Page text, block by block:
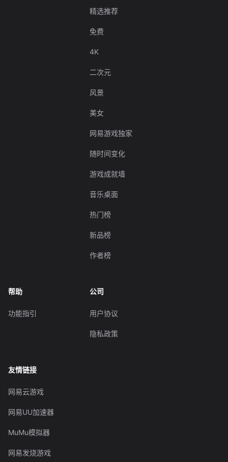
精选推荐
免费
4K
二次元
风景
美女
网易游戏独家
随时间变化
游戏成就墙
音乐桌面
热门榜
新品榜
作者榜
帮助
功能指引
公司
用户协议
隐私政策
友情链接
网易云游戏
网易UU加速器
MuMu模拟器
网易发烧游戏